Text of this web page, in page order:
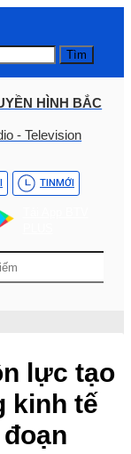
Tìm
HÌNH BẮC
- Television
TINMỚI
lực tạo
kinh tế